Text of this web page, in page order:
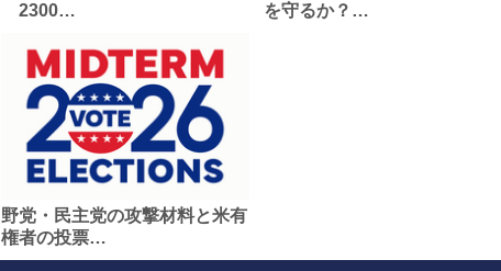
2300…
を守るか？…
野党・民主党の攻撃材料と米有
権者の投票…